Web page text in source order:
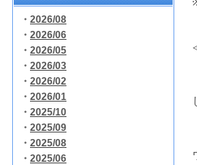
・ 2026/08
・ 2026/06
・ 2026/05
・ 2026/03
・ 2026/02
・ 2026/01
・ 2025/10
・ 2025/09
・ 2025/08
・ 2025/06